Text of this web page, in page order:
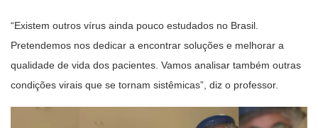
“Existem outros vírus ainda pouco estudados no Brasil.
Pretendemos nos dedicar a encontrar soluções e melhorar a
qualidade de vida dos pacientes. Vamos analisar também outras
condições virais que se tornam sistêmicas”, diz o professor.